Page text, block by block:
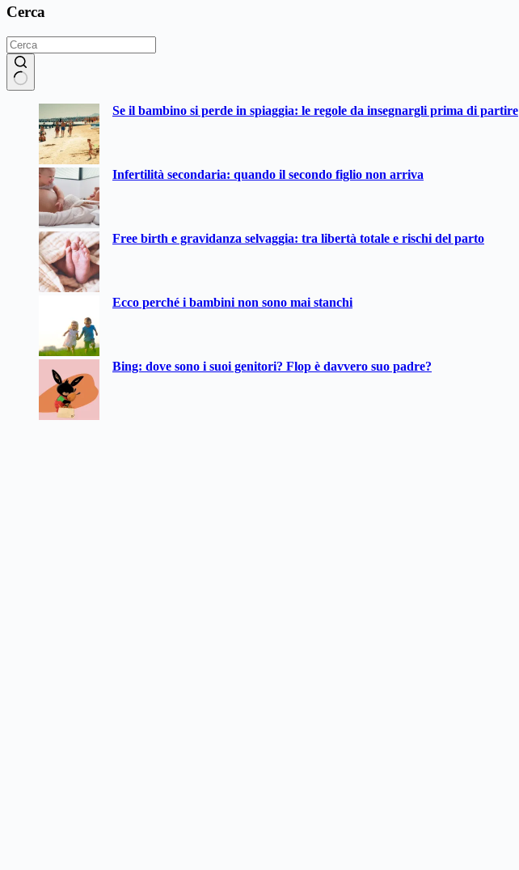
Cerca
Se il bambino si perde in spiaggia: le regole da insegnargli prima di partire
Infertilità secondaria: quando il secondo figlio non arriva
Free birth e gravidanza selvaggia: tra libertà totale e rischi del parto
Ecco perché i bambini non sono mai stanchi
Bing: dove sono i suoi genitori? Flop è davvero suo padre?